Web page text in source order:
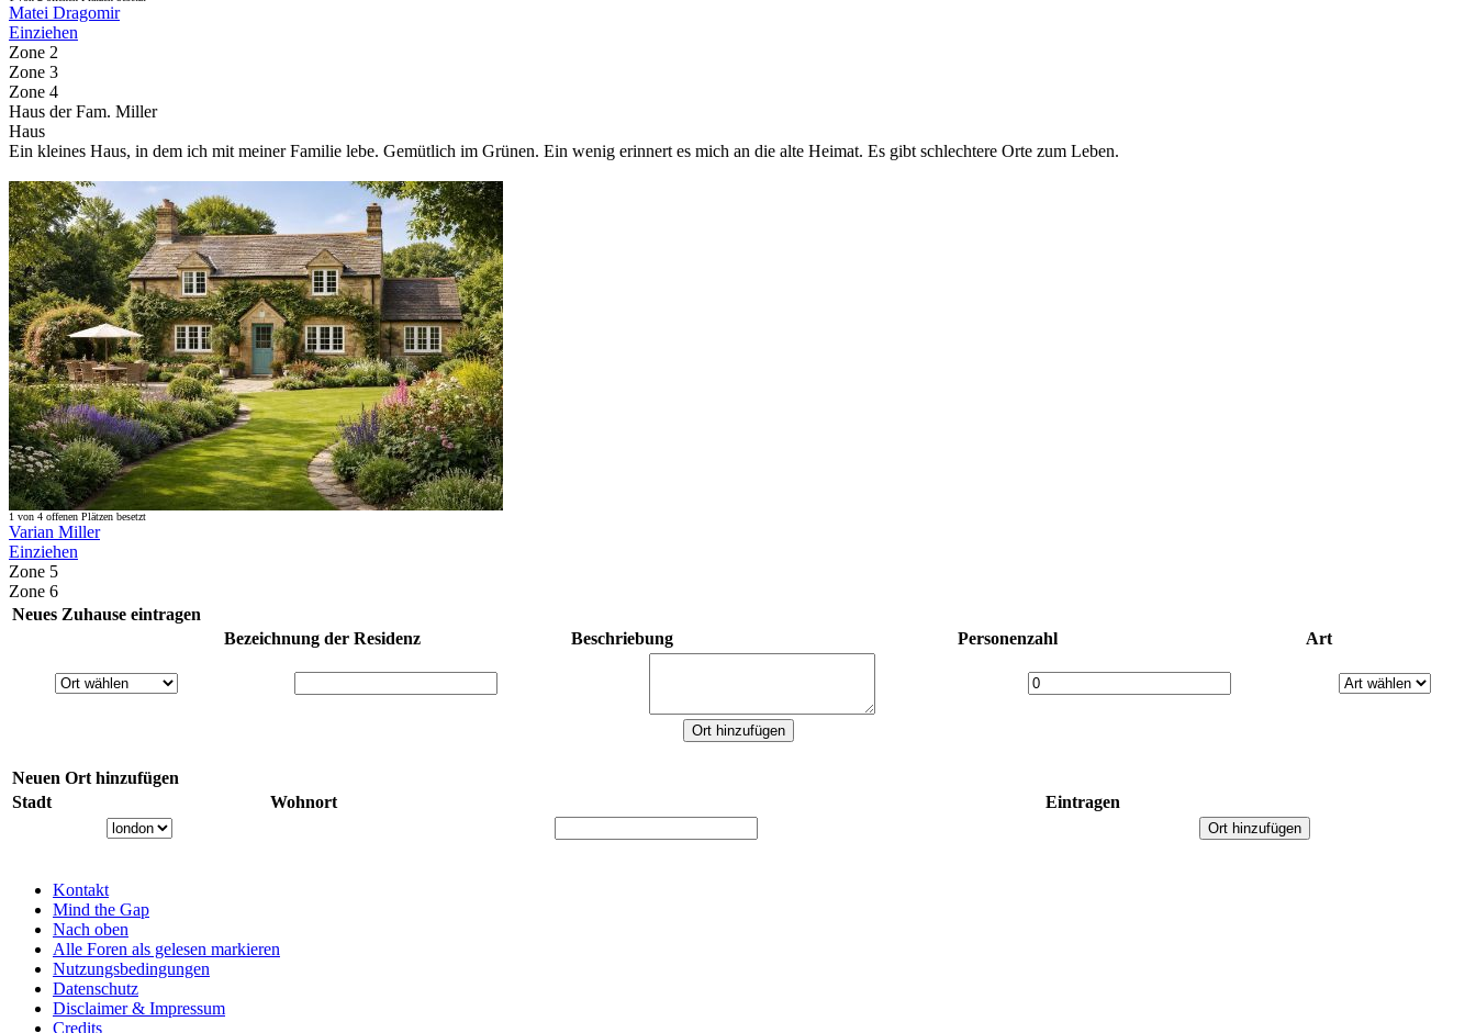
Matei Dragomir
Einziehen
Zone 2
Zone 3
Zone 4
Haus der Fam. Miller
Haus
Ein kleines Haus, in dem ich mit meiner Familie lebe. Gemütlich im Grünen. Ein wenig erinnert es mich an die alte Heimat. Es gibt schlechtere Orte zum Leben.
1 von 4 offenen Plätzen besetzt
Varian Miller
Einziehen
Zone 5
Zone 6
Neues Zuhause eintragen
Bezeichnung der Residenz
Beschriebung Personenzahl Art
Neuen Ort hinzufügen
Stadt
Wohnort Eintragen
Kontakt
Mind the Gap
Nach oben
Alle Foren als gelesen markieren
Nutzungsbedingungen
Datenschutz
Disclaimer & Impressum
Credits